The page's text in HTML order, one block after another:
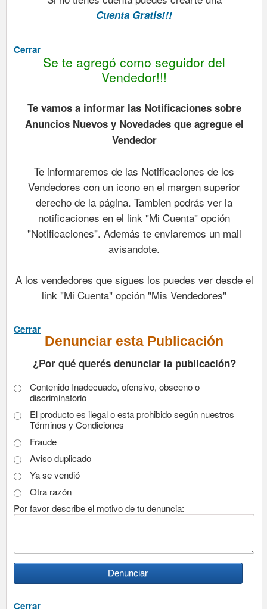
Cuenta Gratis!!!
Cerrar
Se te agregó como seguidor del
Vendedor!!!
Te vamos a informar las Notificaciones sobre
Anuncios Nuevos y Novedades que agregue el
Vendedor
Te informaremos de las Notificaciones de los
Vendedores con un icono en el margen superior
derecho de la página. Tambien podrás ver la
notificaciones en el link "Mi Cuenta" opción
"Notificaciones". Además te enviaremos un mail
avisandote.
A los vendedores que sigues los puedes ver desde el
link "Mi Cuenta" opción "Mis Vendedores"
Cerrar
Denunciar esta Publicación
¿Por qué querés denunciar la publicación?
Contenido Inadecuado, ofensivo, obsceno o
discriminatorio
El producto es ilegal o esta prohibido según nuestros
Términos y Condiciones
Fraude
Aviso duplicado
Ya se vendió
Otra razón
Por favor describe el motivo de tu denuncia:
Cerrar